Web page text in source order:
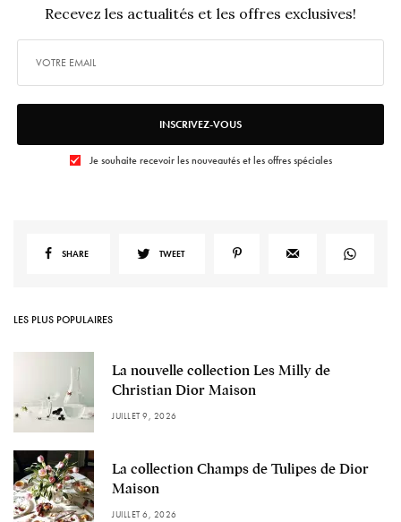
Recevez les actualités et les offres exclusives!
INSCRIVEZ-VOUS
Je souhaite recevoir les nouveautés et les offres spéciales
SHARE TWEET
LES PLUS POPULAIRES
La nouvelle collection Les Milly de
Christian Dior Maison
JUILLET 9, 2026
La collection Champs de Tulipes de Dior
Maison
JUILLET 6, 2026